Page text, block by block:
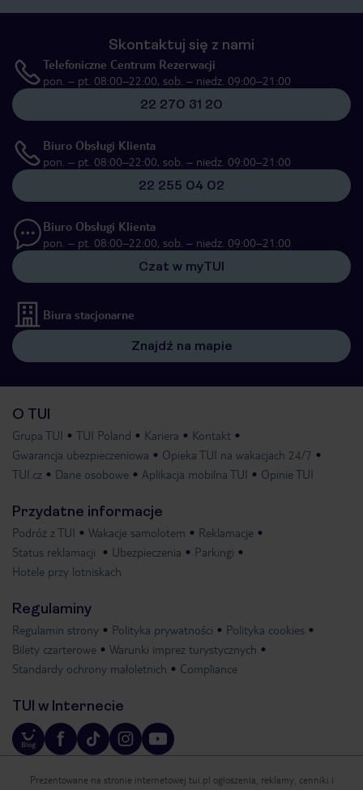
Skontaktuj się z nami
Telefoniczne Centrum Rezerwacji
pon. – pt. 08:00–22:00, sob. – niedz. 09:00–21:00
22 270 31 20
Biuro Obsługi Klienta
pon. – pt. 08:00–22:00, sob. – niedz. 09:00–21:00
22 255 04 02
Biuro Obsługi Klienta
pon. – pt. 08:00–22:00, sob. – niedz. 09:00–21:00
Czat w myTUI
Biura stacjonarne
Znajdź na mapie
O TUI
Grupa TUI TUI Poland Kariera
Kontakt
Gwarancja ubezpieczeniowa
Opieka TUI na wakacjach 24/7
TUI.cz
Dane osobowe Aplikacja mobilna TUI Opinie TUI
Przydatne informacje
Podróż z TUI Wakacje samolotem
Reklamacje
Status reklamacji
Ubezpieczenia
Parkingi
Hotele przy lotniskach
Regulaminy
Regulamin strony Polityka prywatności
Polityka cookies
Bilety czarterowe
Warunki imprez turystycznych
Standardy ochrony małoletnich
Compliance
TUI w Internecie
Prezentowane na stronie internetowej tui.pl ogłoszenia, reklamy, cenniki i